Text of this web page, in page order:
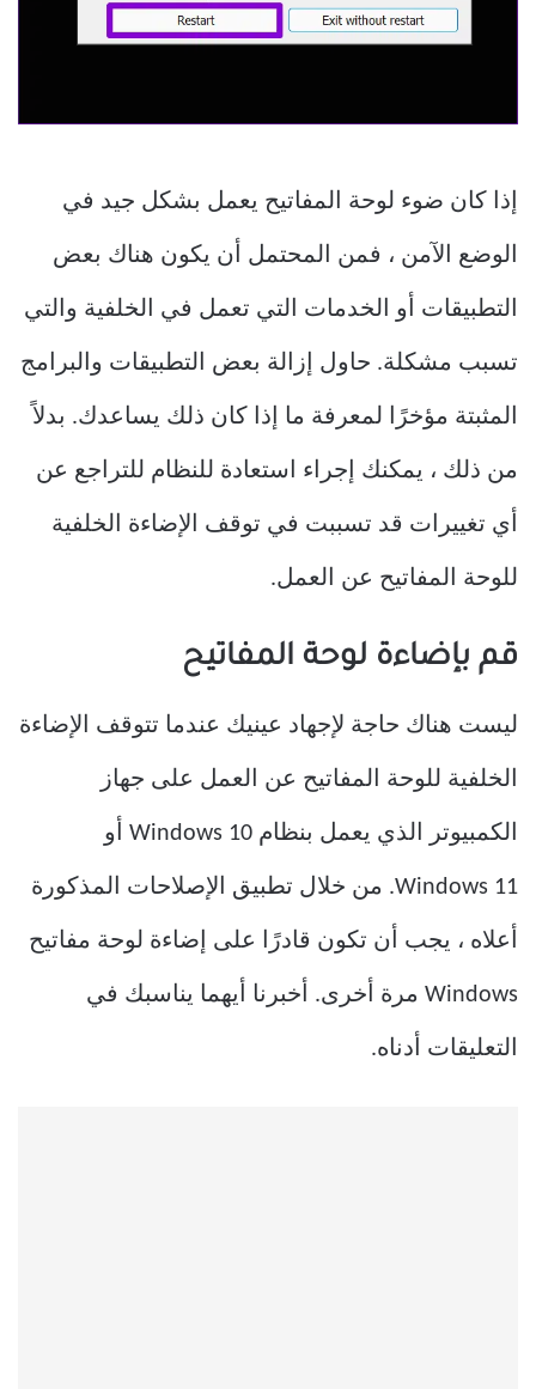
إذا كان ضوء لوحة المفاتيح يعمل بشكل جيد في
الوضع الآمن ، فمن المحتمل أن يكون هناك بعض
التطبيقات أو الخدمات التي تعمل في الخلفية والتي
تسبب مشكلة. حاول إزالة بعض التطبيقات والبرامج
المثبتة مؤخرًا لمعرفة ما إذا كان ذلك يساعدك. بدلاً
من ذلك ، يمكنك إجراء استعادة للنظام للتراجع عن
أي تغييرات قد تسببت في توقف الإضاءة الخلفية
للوحة المفاتيح عن العمل.
قم بإضاءة لوحة المفاتيح
ليست هناك حاجة لإجهاد عينيك عندما تتوقف الإضاءة
الخلفية للوحة المفاتيح عن العمل على جهاز
الكمبيوتر الذي يعمل بنظام Windows 10 أو
Windows 11. من خلال تطبيق الإصلاحات المذكورة
أعلاه ، يجب أن تكون قادرًا على إضاءة لوحة مفاتيح
Windows مرة أخرى. أخبرنا أيهما يناسبك في
التعليقات أدناه.